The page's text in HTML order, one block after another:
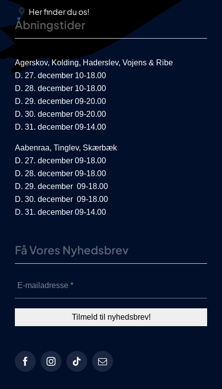
Her finder du os!
Åbningstider
Agerskov, Kolding, Haderslev, Vojens & Ribe
D. 27. december 10-18.00
D. 28. december 10-18.00
D. 29. december 09-20.00
D. 30. december 09-20.00
D. 31. december 09-14.00
Aabenraa, Tinglev, Skærbæk
D. 27. december 09-18.00
D. 28. december 09-18.00
D. 29. december 09-18.00
D. 30. december 09-18.00
D. 31. december 09-14.00
Få Vores Nyhedsbrev